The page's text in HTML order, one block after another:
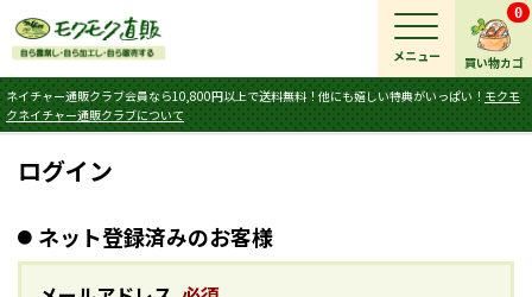
買い物カゴ
0
ネイチャー通販クラブ会員なら10,800円以上で送料無料！他にも嬉しい特典がいっぱい！ モクモ
クネイチャー通販クラブについて
メニュー
ログイン
ネット登録済みのお客様